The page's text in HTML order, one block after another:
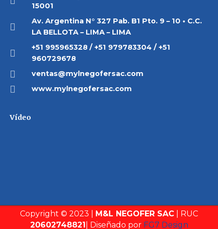
15001
Av. Argentina N° 327 Pab. B1 Pto. 9 – 10 • C.C.
LA BELLOTA – LIMA – LIMA
+51 995965328 / +51 979783304 / +51
960729678
ventas@mylnegofersac.com
www.mylnegofersac.com
Vídeo
Copyright © 2023 | M&L NEGOFER SAC | RUC
20602748821
| Diseñado por FG7 Design